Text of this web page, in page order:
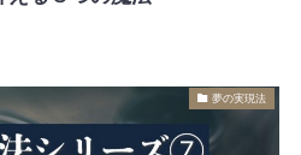
夢の実現法